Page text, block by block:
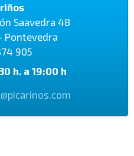
Saavedra 48
Pontevedra
905
h. a 19:00 h